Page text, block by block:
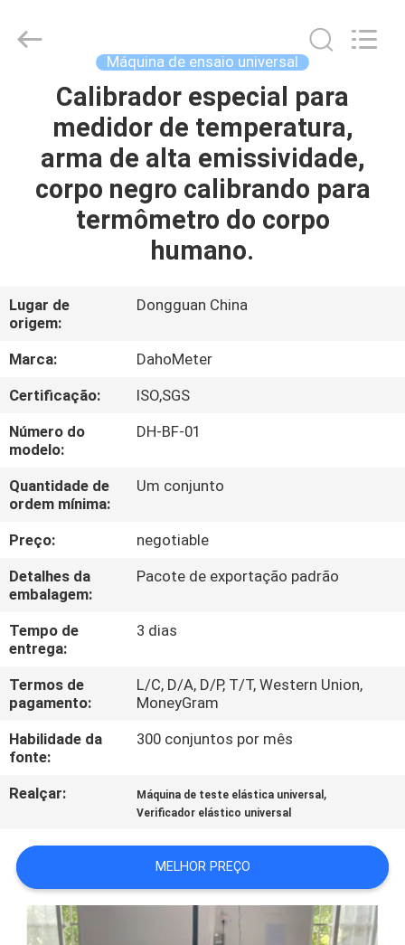
CASA
PRODUTOS
SOBRE
EXCURSÃO
DA
FÁBRICA
CONTROLE
DA
QUALIDADE
CONTACTE-
NOS
PEÇA
UMAS
CITAÇÕES
MAPA
SITE
PRIVACY
POLICY
Copyright
Guangdong Hongtuo Instrument Technology Co.,Ltd.
Máquina de ensaio universal
Calibrador especial para
medidor de temperatura,
arma de alta emissividade,
corpo negro calibrando para
termômetro do corpo
humano.
Lugar de
origem:
Dongguan China
Marca:
DahoMeter
Certificação:
ISO,SGS
Número do
modelo:
DH-BF-01
Quantidade de
ordem mínima:
Um conjunto
Preço:
negotiable
Detalhes da
embalagem:
Pacote de exportação padrão
Tempo de
entrega:
3 dias
Termos de
pagamento:
L/C, D/A, D/P, T/T, Western Union,
MoneyGram
Habilidade da
fonte:
300 conjuntos por mês
Realçar: Máquina de teste elástica universal ,
Verificador elástico universal
MELHOR PREÇO